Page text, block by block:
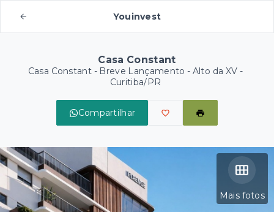
Youinvest
Casa Constant
Casa Constant - Breve Lançamento - Alto da XV -
Curitiba/PR
Compartilhar
Mais fotos